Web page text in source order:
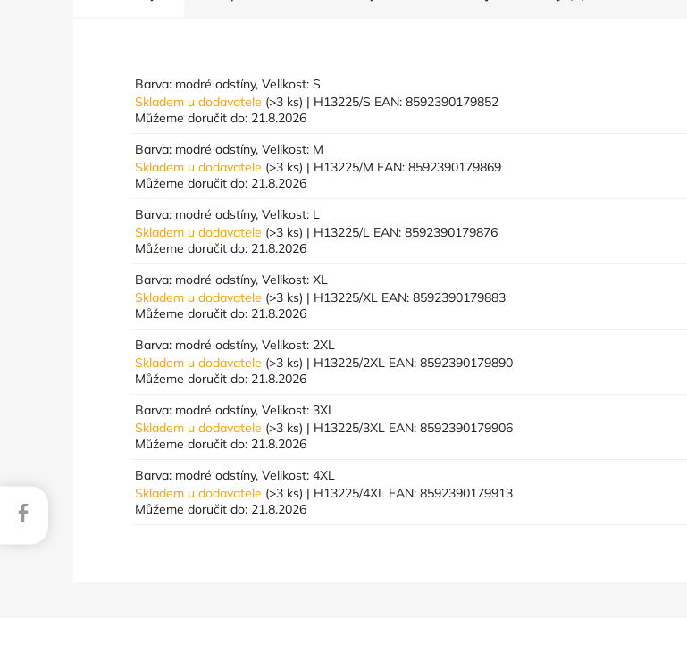
Barva: modré odstíny, Velikost: S
Skladem u dodavatele (>3 ks) | H13225/S EAN: 8592390179852
Můžeme doručit do: 21.8.2026
Barva: modré odstíny, Velikost: M
Skladem u dodavatele (>3 ks) | H13225/M EAN: 8592390179869
Můžeme doručit do: 21.8.2026
Barva: modré odstíny, Velikost: L
Skladem u dodavatele (>3 ks) | H13225/L EAN: 8592390179876
Můžeme doručit do: 21.8.2026
Barva: modré odstíny, Velikost: XL
Skladem u dodavatele (>3 ks) | H13225/XL EAN: 8592390179883
Můžeme doručit do: 21.8.2026
Barva: modré odstíny, Velikost: 2XL
Skladem u dodavatele (>3 ks) | H13225/2XL EAN: 8592390179890
Můžeme doručit do: 21.8.2026
Barva: modré odstíny, Velikost: 3XL
Skladem u dodavatele (>3 ks) | H13225/3XL EAN: 8592390179906
Můžeme doručit do: 21.8.2026
Barva: modré odstíny, Velikost: 4XL
Skladem u dodavatele (>3 ks) | H13225/4XL EAN: 8592390179913
Můžeme doručit do: 21.8.2026